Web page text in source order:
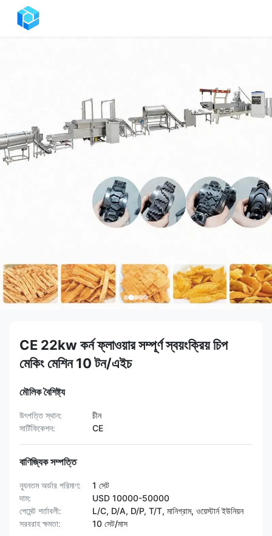
CE 22kw কর্ন ফ্লাওয়ার সম্পূর্ণ স্বয়ংক্রিয় চিপ
মেকিং মেশিন 10 টন/এইচ
মৌলিক বৈশিষ্ট্য
উৎপত্তি স্থান:
চীন
সার্টিফিকেশন:
CE
বাণিজ্যিক সম্পত্তি
ন্যূনতম অর্ডার পরিমাণ:
1 সেট
দাম:
USD 10000-50000
পেমেন্ট শর্তাবলী:
L/C, D/A, D/P, T/T, মানিগ্রাম, ওয়েস্টার্ন ইউনিয়ন
সরবরাহ ক্ষমতা:
10 সেট/মাস